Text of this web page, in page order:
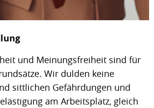
und Meinungsfreiheit sind für
Wir dulden keine
sittlichen Gefährdungen und
am Arbeitsplatz, gleich